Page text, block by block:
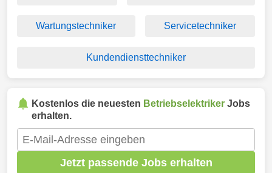
Wartungstechniker Servicetechniker
Kundendiensttechniker
Kostenlos die neuesten Betriebselektriker Jobs
erhalten.
Jetzt passende Jobs erhalten